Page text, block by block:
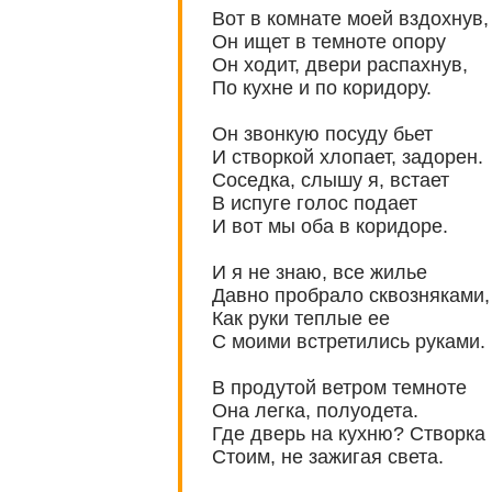
Вот в комнате моей вздохнув,
Он ищет в темноте опору
Он ходит, двери распахнув,
По кухне и по коридору.
Он звонкую посуду бьет
И створкой хлопает, задорен.
Соседка, слышу я, встает
В испуге голос подает
И вот мы оба в коридоре.
И я не знаю, все жилье
Давно пробрало сквозняками,
Как руки теплые ее
С моими встретились руками.
В продутой ветром темноте
Она легка, полуодета.
Где дверь на кухню? Створка
Стоим, не зажигая света.